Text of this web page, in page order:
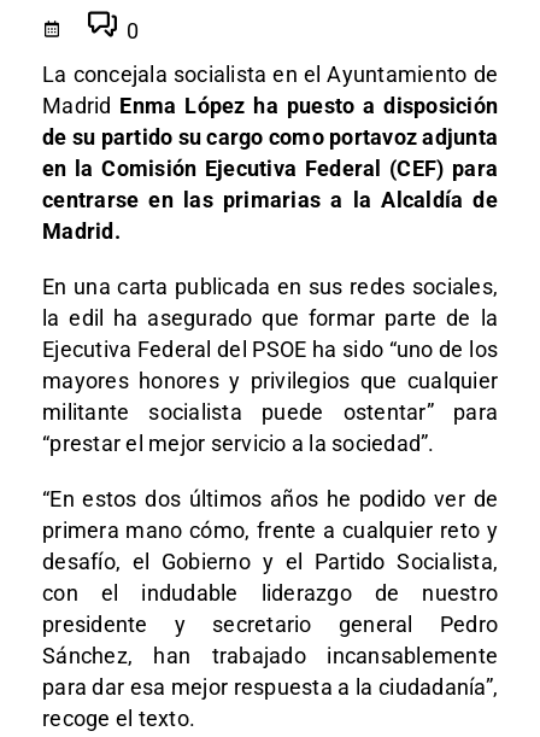
0
La concejala socialista en el Ayuntamiento de
Madrid Enma López ha puesto a disposición
de su partido su cargo como portavoz adjunta
en la Comisión Ejecutiva Federal (CEF) para
centrarse en las primarias a la Alcaldía de
Madrid.
En una carta publicada en sus redes sociales,
la edil ha asegurado que formar parte de la
Ejecutiva Federal del PSOE ha sido “uno de los
mayores honores y privilegios que cualquier
militante socialista puede ostentar” para
“prestar el mejor servicio a la sociedad”.
“En estos dos últimos años he podido ver de
primera mano cómo, frente a cualquier reto y
desafío, el Gobierno y el Partido Socialista,
con el indudable liderazgo de nuestro
presidente y secretario general Pedro
Sánchez, han trabajado incansablemente
para dar esa mejor respuesta a la ciudadanía”,
recoge el texto.